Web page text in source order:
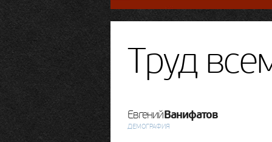
Труд
ЕвгенийВанифатов
ДЕМОГРАФИЯ